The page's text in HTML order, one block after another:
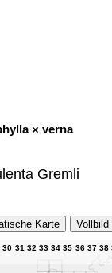
× verna
Gremli
Karte Vollbild